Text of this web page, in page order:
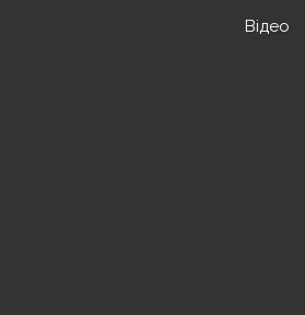
Відео